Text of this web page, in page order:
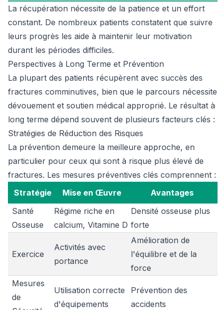
La récupération nécessite de la patience et un effort
constant. De nombreux patients constatent que suivre
leurs progrès les aide à maintenir leur motivation
durant les périodes difficiles.
Perspectives à Long Terme et Prévention
La plupart des patients récupèrent avec succès des
fractures comminutives, bien que le parcours nécessite
dévouement et soutien médical approprié. Le résultat à
long terme dépend souvent de plusieurs facteurs clés :
Stratégies de Réduction des Risques
La prévention demeure la meilleure approche, en
particulier pour ceux qui sont à risque plus élevé de
fractures. Les mesures préventives clés comprennent :
Stratégie
Mise en Œuvre
Avantages
Santé
Osseuse
Régime riche en
calcium, Vitamine D
Densité osseuse plus
forte
Exercice
Activités avec
portance
Amélioration de
l'équilibre et de la
force
Mesures
de
Utilisation correcte
d'équipements
Prévention des
accidents